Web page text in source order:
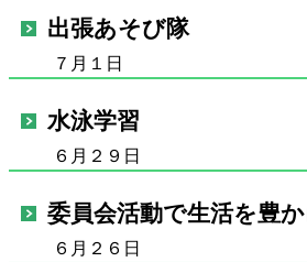
出張あそび隊
７月１日
水泳学習
６月２９日
委員会活動で生活を豊
６月２６日